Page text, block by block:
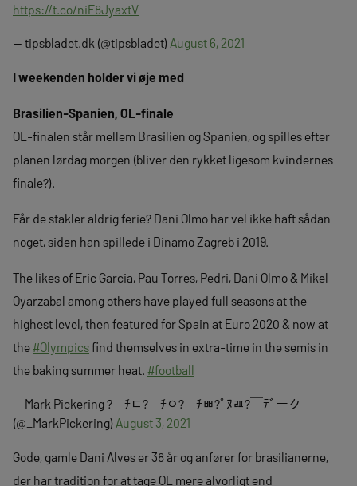
https://t.co/niE8JyaxtV
— tipsbladet.dk (@tipsbladet) August 6, 2021
I weekenden holder vi øje med
Brasilien-Spanien, OL-finale
OL-finalen står mellem Brasilien og Spanien, og spilles efter
planen lørdag morgen (bliver den rykket ligesom kvindernes
finale?).
Får de stakler aldrig ferie? Dani Olmo har vel ikke haft sådan
noget, siden han spillede i Dinamo Zagreb i 2019.
The likes of Eric Garcia, Pau Torres, Pedri, Dani Olmo & Mikel
Oyarzabal among others have played full seasons at the
highest level, then featured for Spain at Euro 2020 & now at
the#Olympicsfind themselves in extra-time in the semis in
the baking summer heat. #football
— Mark Pickering ?￳ﾠﾁﾧ?￳ﾠﾁﾷ?￳ﾠﾁﾳ?￰ﾟﾇﾯ?￣ﾃﾞーク
(@_MarkPickering) August 3, 2021
Gode, gamle Dani Alves er 38 år og anfører for brasilianerne,
der har tradition for at tage OL mere alvorligt end